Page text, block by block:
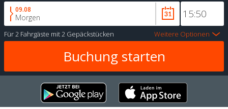
09.08
Morgen
Für2 Fahrgäste mit2 Gepäckstücken Weitere Optionen